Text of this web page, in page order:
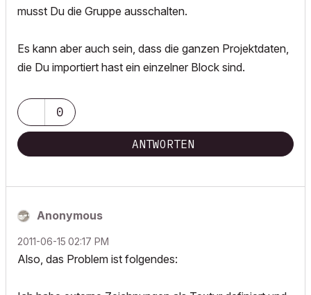
musst Du die Gruppe ausschalten.
Es kann aber auch sein, dass die ganzen Projektdaten,
die Du importiert hast ein einzelner Block sind.
0
ANTWORTEN
Anonymous
‎2011-06-15 02:17 PM
Also, das Problem ist folgendes: